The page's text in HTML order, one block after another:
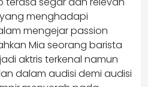
menghadapi
mengejar passion
Mia seorang barista
aktris terkenal namun
dalam audisi demi audisi